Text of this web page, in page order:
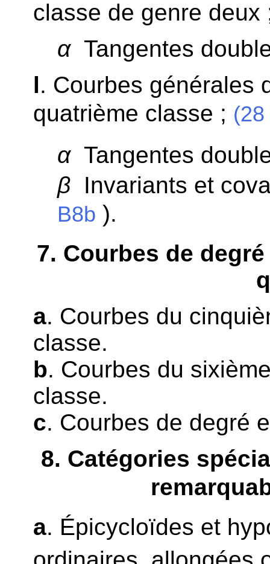
classe de genre deux
αTangentes
l. Courbes générales
quatrième classe ;
αTangentes
β Invariants et
B8b ).
7. Courbes de
a. Courbes du
classe.
b. Courbes du
classe.
c. Courbes de degré
8. Catégories
a. Épicycloïdes et